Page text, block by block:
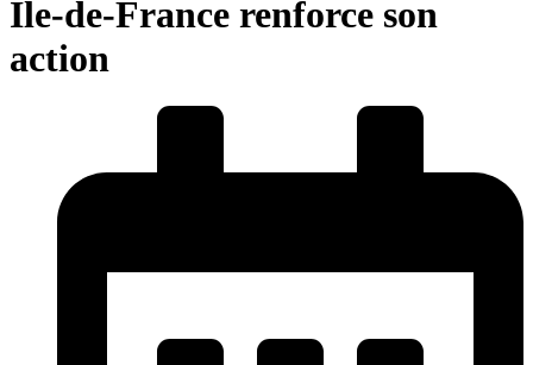
Ile-de-France renforce son
action